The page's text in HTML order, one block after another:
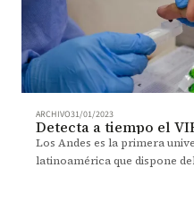
ARCHIVO31/01/2023
Detecta a tiempo el
Los Andes es la primera
latinoamérica que dispone